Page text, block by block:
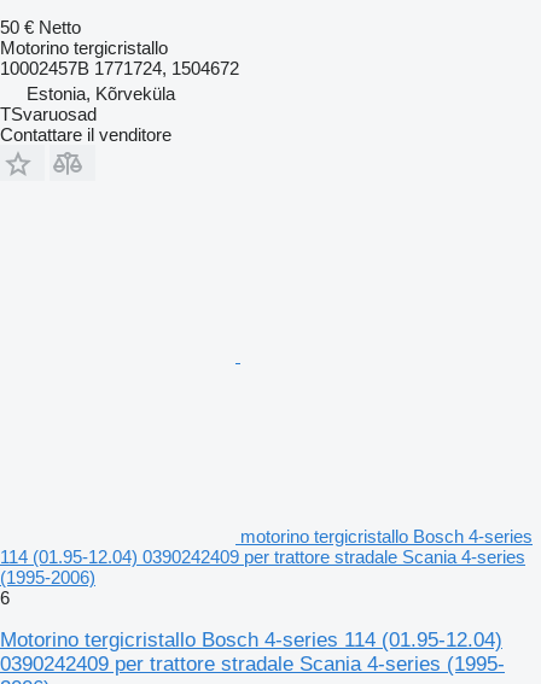
50 € Netto
Motorino tergicristallo
10002457B 1771724, 1504672
Estonia, Kõrveküla
TSvaruosad
Contattare il venditore
motorino tergicristallo Bosch 4-series
114 (01.95-12.04) 0390242409 per trattore stradale Scania 4-series
(1995-2006)
6
Motorino tergicristallo Bosch 4-series 114 (01.95-12.04)
0390242409 per trattore stradale Scania 4-series (1995-